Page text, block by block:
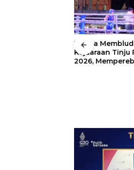
Warga
Kejuaraan Tinju
2026,